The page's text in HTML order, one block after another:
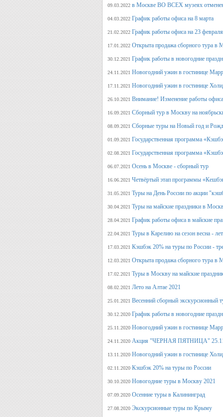
09.03.2022 в Москве ВО ВСЕХ музеях
04.03.2022 График работы офиса на 8 марта
21.02.2022 График работы офиса на 23 февраля
17.01.2022 Открыта продажа сборного тура в
30.12.2021 График работы в новогодние
24.11.2021 Новогодний ужин в гостинице
17.11.2021 Новогодний ужин в гостинице
26.10.2021 Внимание! Изменение работы
16.09.2021 Сборный тур в Москву на
08.09.2021 Сборные туры на Новый год и
01.09.2021 Государственная программа
02.08.2021 Государственная программа
06.07.2021 Осень в Москве - сборный тур
16.06.2021 Четвёртый этап программы
31.05.2021 Туры на День России по акции
30.04.2021 Туры на майские праздники в
28.04.2021 График работы офиса в майские
22.04.2021 Туры в Карелию на сезон весна -
17.03.2021 Кэшбэк 20% на туры по России -
12.03.2021 Открыта продажа сборного тура в
17.02.2021 Туры в Москву на майские
08.02.2021 Лето на Алтае 2021
25.01.2021 Весенний сборный экскурсионный
30.12.2020 График работы в новогодние
25.11.2020 Новогодний ужин в гостинице
24.11.2020 Акция "ЧЕРНАЯ ПЯТНИЦА"
13.11.2020 Новогодний ужин в гостинице
02.11.2020 Кэшбэк 20% на туры по России
30.10.2020 Новогодние туры в Москву 2021
07.09.2020 Осенние туры в Калининград
27.08.2020 Экскурсионные туры по Крыму